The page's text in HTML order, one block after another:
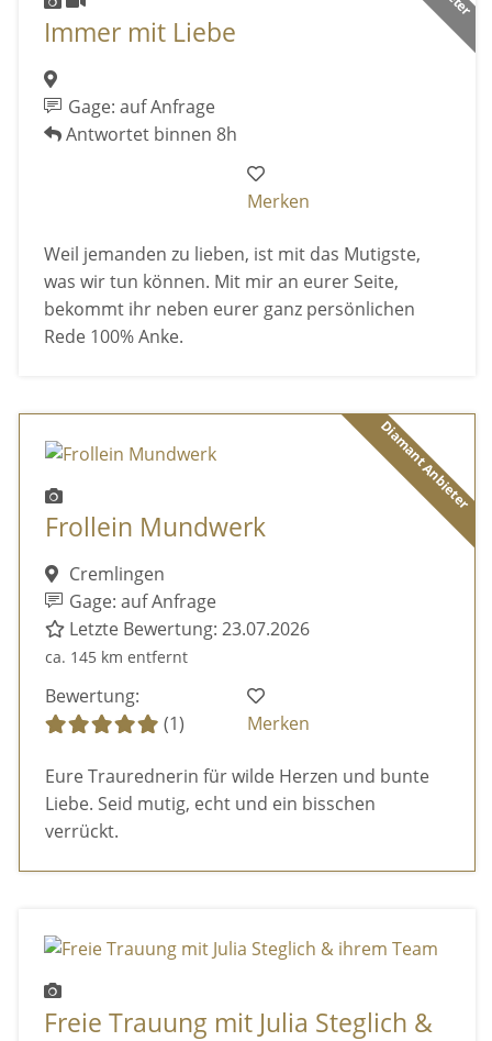
Immer mit Liebe
Gage: auf Anfrage
Antwortet binnen 8h
Merken
Weil jemanden zu lieben, ist mit das Mutigste,
was wir tun können. Mit mir an eurer Seite,
bekommt ihr neben eurer ganz persönlichen
Rede 100% Anke.
Diamant Anbieter
Frollein Mundwerk
Cremlingen
Gage: auf Anfrage
Letzte Bewertung: 23.07.2026
ca. 145 km entfernt
Bewertung:
(1)
Merken
Eure Traurednerin für wilde Herzen und bunte
Liebe. Seid mutig, echt und ein bisschen
verrückt.
Freie Trauung mit Julia Steglich &